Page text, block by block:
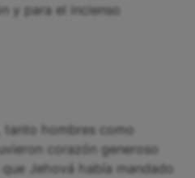
y para el incienso
tanto hombres como
corazón generoso
Jehová había mandado